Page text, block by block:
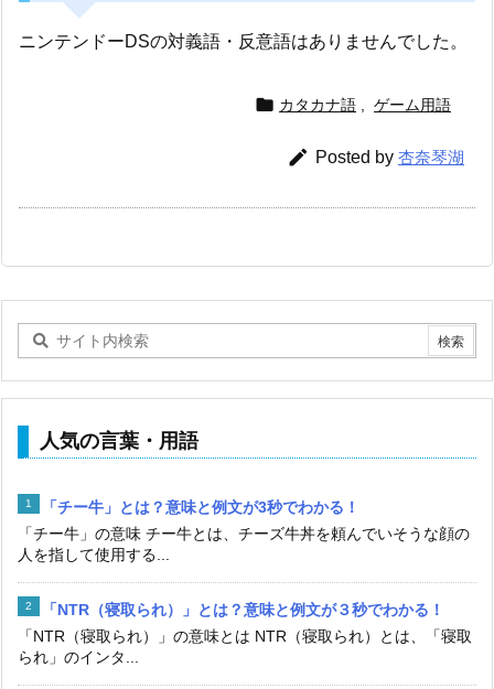
ニンテンドーDSの対義語・反意語はありませんでした。
 カタカナ語 ゲーム用語
 Posted by 杏奈琴湖
人気の言葉・用語
「チー牛」とは？意味と例文が3秒でわかる！
「チー牛」の意味 チー牛とは、チーズ牛丼を頼んでいそうな顔の
人を指して使用する...
「NTR（寝取られ）」とは？意味と例文が３秒でわかる！
「NTR（寝取られ）」の意味とは NTR（寝取られ）とは、「寝取
られ」のインタ...